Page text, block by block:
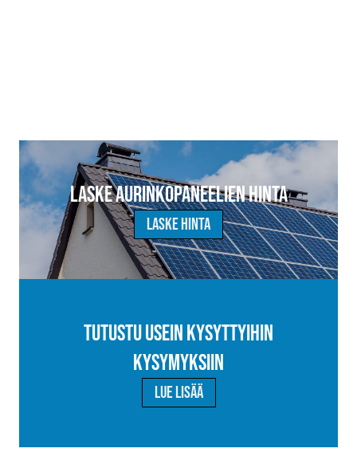
Laske aurinkopaneelien hinta
Laske hinta
Tutustu usein kysyttyihin
kysymyksiin
Lue lisää